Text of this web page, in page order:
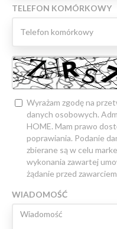
TELEFON KOMÓRKOWY
Wyrażam zgodę na
danych osobowych.
HOME. Mam prawo
poprawiania. Podanie
zbierane są w celu
wykonania zawartej
żądanie przed
WIADOMOŚĆ